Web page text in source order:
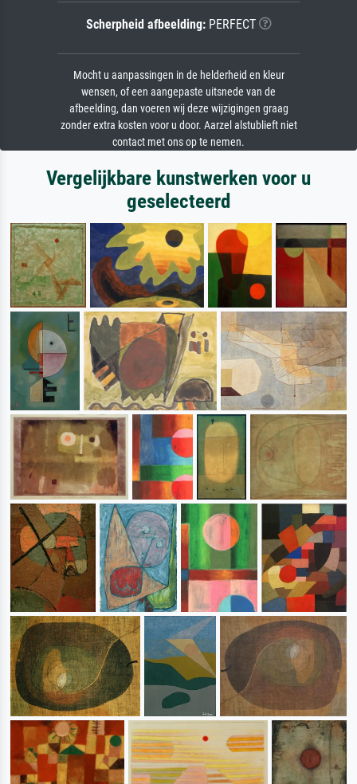
Scherpheid afbeelding:PERFECT
Mocht u aanpassingen in de helderheid en kleur
wensen, of een aangepaste uitsnede van de
afbeelding, dan voeren wij deze wijzigingen graag
zonder extra kosten voor u door. Aarzel alstublieft niet
contact met ons op te nemen.
Vergelijkbare kunstwerken voor u
geselecteerd